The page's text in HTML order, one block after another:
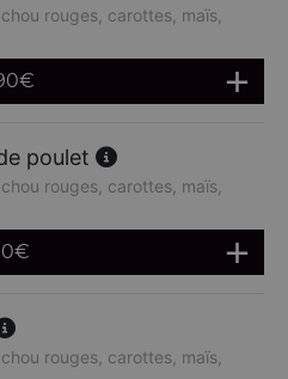
rouges, carottes, maïs,
€
poulet
rouges, carottes, maïs,
€
rouges, carottes, maïs,